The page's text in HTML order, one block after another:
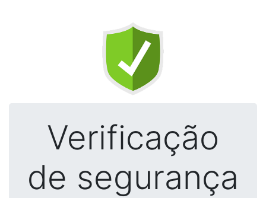
Verificação
de segurança